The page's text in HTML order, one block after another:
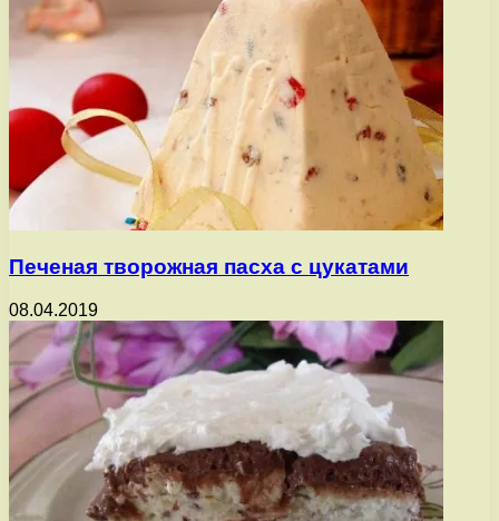
Печеная творожная пасха с цукатами
08.04.2019